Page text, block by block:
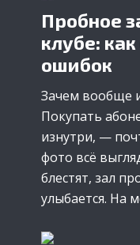
Пробное
клубе:
ошибок
Зачем вообще
Покупать
изнутри, —
фото всё
блестят, зал
улыбается. На